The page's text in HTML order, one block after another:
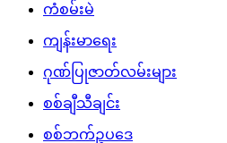
ကံစမ်းမဲ
ကျန်းမာရေး
ဂုဏ်ပြုဇာတ်လမ်းများ
စစ်ချီသီချင်း
စစ်ဘက်ဥပဒေ